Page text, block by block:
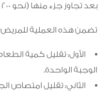
بعد تجاوز جزء منها (نحو 200 سم).
تضمن هذه العملية للمريض
الأول: تقليل كمية
الوجبة الواحدة.
الثاني: تقليل امتصاص